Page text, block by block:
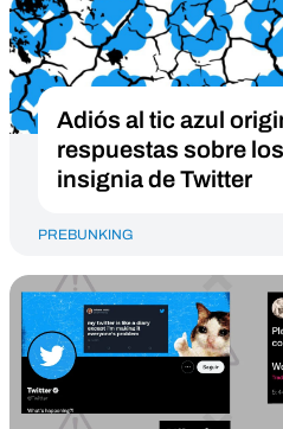
Adiós al tic azul
respuestas sobre
insignia de Twitter
PREBUNKING